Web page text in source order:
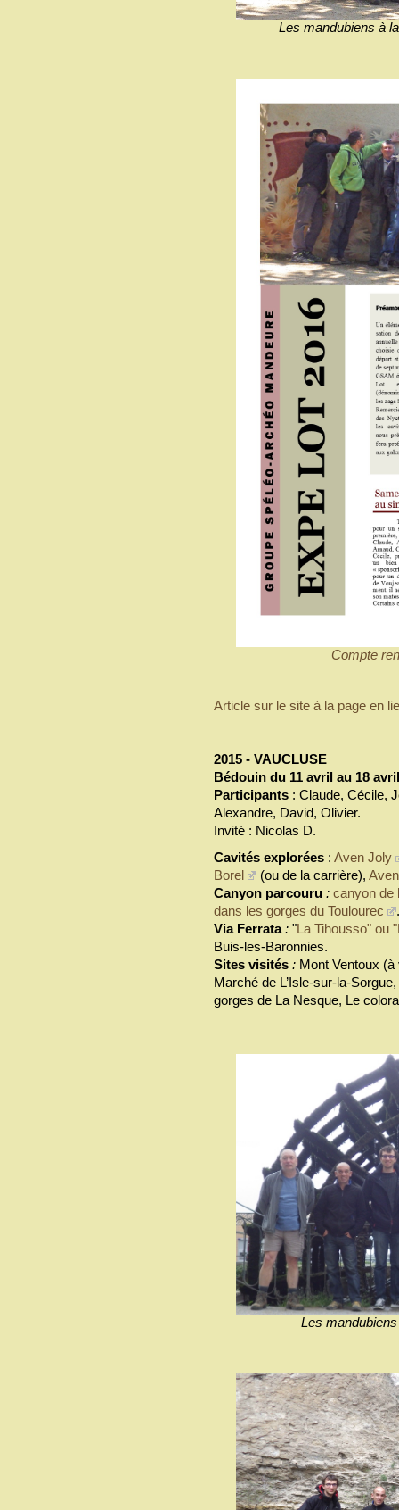
Les mandubiens à
Compte
Article sur le site à la page en
2015 - VAUCLUSE
Bédouin du 11 avril au 18
Participants : Claude, Cécile,
Alexandre, David, Olivier.
Invité : Nicolas D.
Cavités explorées : Aven Joly
Borel
(ou de la carrière),
Canyon parcouru : canyon de
dans les gorges du Toulourec
.
Via Ferrata: "La Tihousso" ou
Buis-les-Baronnies.
Sites visités : Mont Ventoux
Marché de L’Isle-sur-la-
gorges de La Nesque, Le
Les